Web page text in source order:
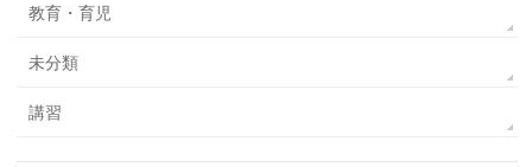
教育・育児
未分類
講習